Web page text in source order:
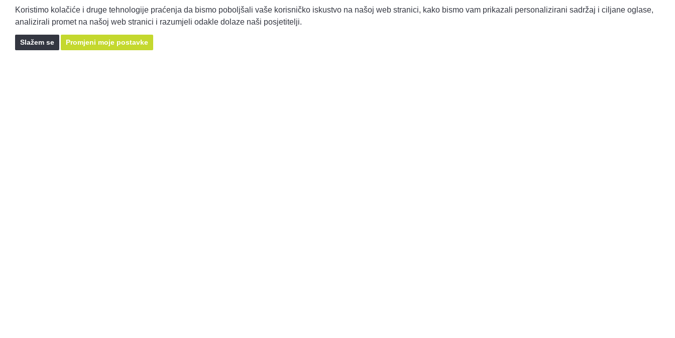
Koristimo kolačiće i druge tehnologije praćenja da bismo poboljšali vaše korisničko iskustvo na našoj web stranici, kako bismo vam prikazali personalizirani sadržaj i ciljane oglase,
analizirali promet na našoj web stranici i razumjeli odakle dolaze naši posjetitelji.
Slažem se Promjeni moje postavke